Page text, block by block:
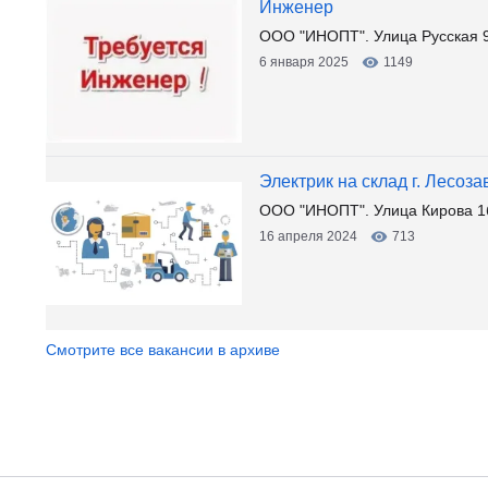
Инженер
ООО "ИНОПТ". Улица Русская
6 января 2025 1149
Электрик на склад г.
ООО "ИНОПТ". Улица Кирова
16 апреля 2024 713
Смотрите все вакансии в архиве